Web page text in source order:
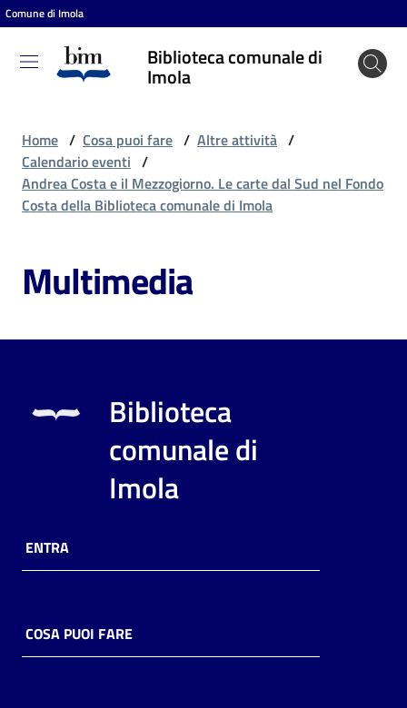
Vai al contenuto
Vai alla navigazione
Vai al footer
Comune di Imola
Biblioteca comunale di
Imola
Biblioteca
comunale
Entra
Cosa
puoi
Home / Cosa puoi fare / Altre attività /
Calendario eventi /
Andrea Costa e il Mezzogiorno. Le carte dal Sud nel Fondo
Costa della Biblioteca comunale di Imola
Multimedia
Biblioteca
comunale di
Imola
ENTRA
COSA PUOI FARE